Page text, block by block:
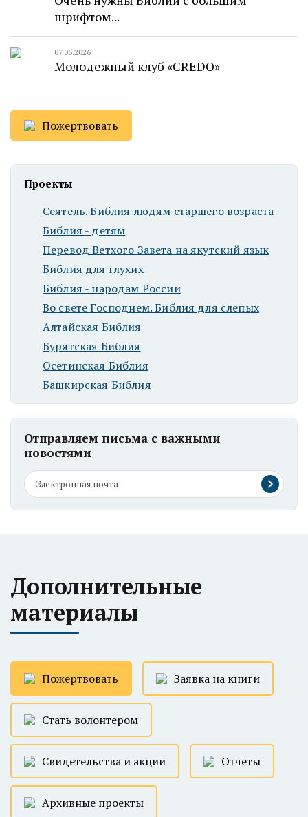
шрифтом...
07.05.2026
Молодежный клуб «CREDO»
Пожертвовать
Проекты
Сеятель. Библия людям старшего возраста
Библия - детям
Перевод Ветхого Завета на якутский язык
Библия для глухих
Библия - народам России
Во свете Господнем. Библия для слепых
Алтайская Библия
Бурятская Библия
Осетинская Библия
Башкирская Библия
Отправляем письма с важными
новостями
Дополнительные
материалы
Пожертвовать Заявка на книги
Стать волонтером
Свидетельства и акции Отчеты
Архивные проекты